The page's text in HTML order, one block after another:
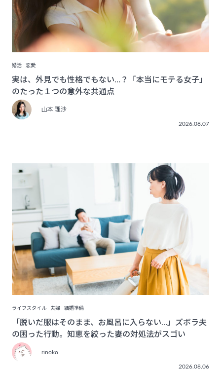
婚活 恋愛
実は、外見でも性格でもない…？「本当にモテる女子」
のたった１つの意外な共通点
山本 理沙
2026.08.07
ライフスタイル 夫婦 結婚準備
「脱いだ服はそのまま、お風呂に入らない…」ズボラ夫
の困った行動。知恵を絞った妻の対処法がスゴい
rinoko
2026.08.06